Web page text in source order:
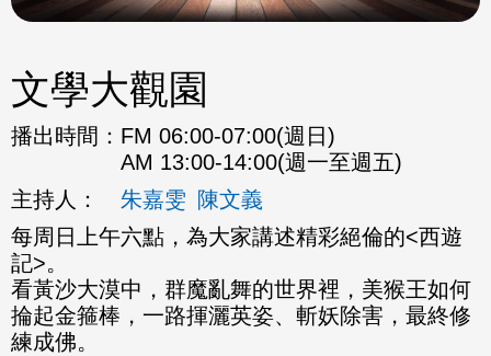
文學大觀園
播出時間： FM 06:00-07:00(週日)
AM 13:00-14:00(週一至週五)
主持人：
朱嘉雯 陳文義
每周日上午六點，為大家講述精彩絕倫的<西遊
記>。
看黃沙大漠中，群魔亂舞的世界裡，美猴王如何
掄起金箍棒，一路揮灑英姿、斬妖除害，最終修
練成佛。